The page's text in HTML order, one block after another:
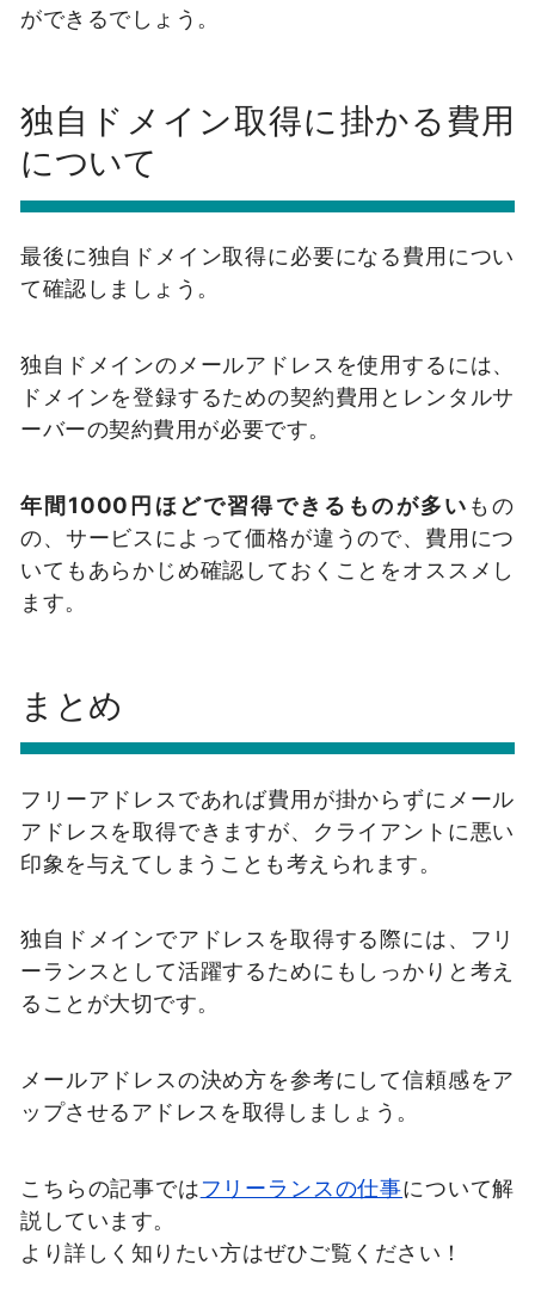
ができるでしょう。
独自ドメイン取得に掛かる費用
について
最後に独自ドメイン取得に必要になる費用につい
て確認しましょう。
独自ドメインのメールアドレスを使用するには、
ドメインを登録するための契約費用とレンタルサ
ーバーの契約費用が必要です。
年間1000円ほどで習得できるものが多い もの
の、サービスによって価格が違うので、費用につ
いてもあらかじめ確認しておくことをオススメし
ます。
まとめ
フリーアドレスであれば費用が掛からずにメール
アドレスを取得できますが、クライアントに悪い
印象を与えてしまうことも考えられます。
独自ドメインでアドレスを取得する際には、フリ
ーランスとして活躍するためにもしっかりと考え
ることが大切です。
メールアドレスの決め方を参考にして信頼感をア
ップさせるアドレスを取得しましょう。
こちらの記事ではフリーランスの仕事について解
説しています。
より詳しく知りたい方はぜひご覧ください！